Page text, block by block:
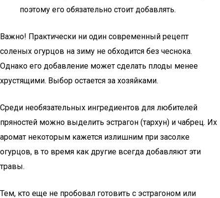
поэтому его обязательно стоит добавлять.
Важно! Практически ни один современный рецепт
соленых огурцов на зиму не обходится без чеснока.
Однако его добавление может сделать плоды менее
хрустящими. Выбор остается за хозяйками.
Среди необязательных ингредиентов для любителей
пряностей можно выделить эстрагон (тархун) и чабрец. Их
аромат некоторым кажется излишним при засолке
огурцов, в то время как другие всегда добавляют эти
травы.
Тем, кто еще не пробовал готовить с эстрагоном или